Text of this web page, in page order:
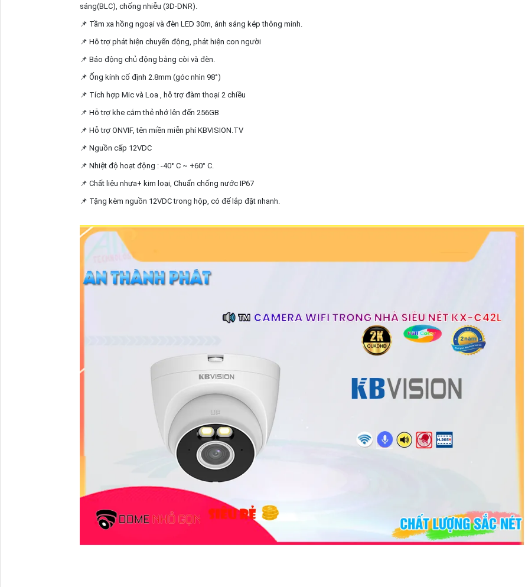
sáng(BLC), chống nhiễu (3D-DNR).
📌 Tầm xa hồng ngoại và đèn LED 30m, ánh sáng kép thông minh.
📌 Hỗ trợ phát hiện chuyển động, phát hiện con người
📌 Báo động chủ động bằng còi và đèn.
📌 Ống kính cố định 2.8mm (góc nhìn 98°)
📌 Tích hợp Mic và Loa , hỗ trợ đàm thoại 2 chiều
📌 Hỗ trợ khe cắm thẻ nhớ lên đến 256GB
📌 Hỗ trợ ONVIF, tên miền miễn phí KBVISION.TV
📌 Nguồn cấp 12VDC
📌 Nhiệt độ hoạt động : -40° C ~ +60° C.
📌 Chất liệu nhựa+ kim loại, Chuẩn chống nước IP67
📌 Tặng kèm nguồn 12VDC trong hộp, có đế lắp đặt nhanh.